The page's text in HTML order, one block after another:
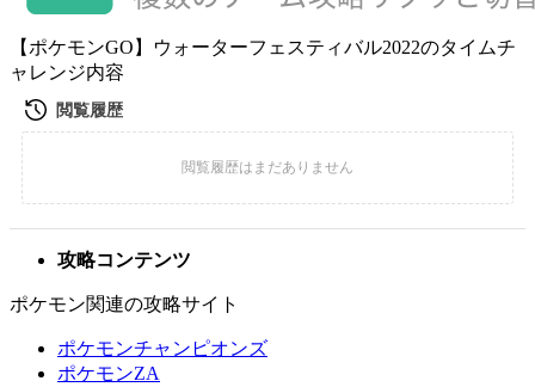
【ポケモンGO】ウォーターフェスティバル2022のタイムチ
ャレンジ内容
攻略コンテンツ
ポケモン関連の攻略サイト
ポケモンチャンピオンズ
ポケモンZA